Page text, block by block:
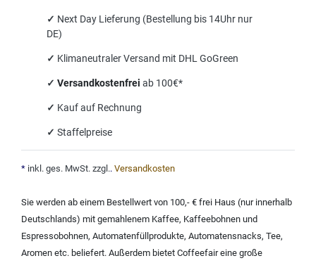
✓ Next Day Lieferung (Bestellung bis 14Uhr nur
DE)
✓ Klimaneutraler Versand mit DHL GoGreen
✓ Versandkostenfrei ab 100€*
✓ Kauf auf Rechnung
✓ Staffelpreise
* inkl. ges. MwSt. zzgl.. Versandkosten
Sie werden ab einem Bestellwert von 100,- € frei Haus (nur innerhalb
Deutschlands) mit gemahlenem Kaffee, Kaffeebohnen und
Espressobohnen, Automatenfüllprodukte, Automatensnacks, Tee,
Aromen etc. beliefert. Außerdem bietet Coffeefair eine große